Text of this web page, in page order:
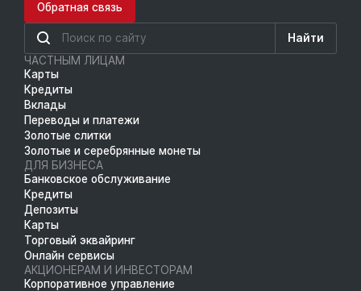
Обратная связь
Найти
ЧАСТНЫМ ЛИЦАМ
Карты
Кредиты
Вклады
Переводы и платежи
Золотые слитки
Золотые и серебрянные монеты
ДЛЯ БИЗНЕСА
Банковское обслуживание
Кредиты
Депозиты
Карты
Торговый эквайринг
Онлайн сервисы
АКЦИОНЕРАМ И ИНВЕСТОРАМ
Корпоративное управление